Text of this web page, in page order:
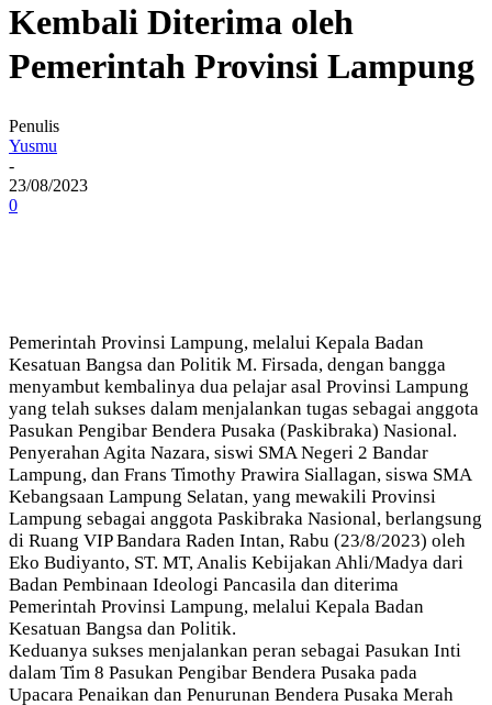
Kembali Diterima oleh
Pemerintah Provinsi Lampung
Penulis
Yusmu
-
23/08/2023
0
Pemerintah Provinsi Lampung, melalui Kepala Badan
Kesatuan Bangsa dan Politik M. Firsada, dengan bangga
menyambut kembalinya dua pelajar asal Provinsi Lampung
yang telah sukses dalam menjalankan tugas sebagai anggota
Pasukan Pengibar Bendera Pusaka (Paskibraka) Nasional.
Penyerahan Agita Nazara, siswi SMA Negeri 2 Bandar
Lampung, dan Frans Timothy Prawira Siallagan, siswa SMA
Kebangsaan Lampung Selatan, yang mewakili Provinsi
Lampung sebagai anggota Paskibraka Nasional, berlangsung
di Ruang VIP Bandara Raden Intan, Rabu (23/8/2023) oleh
Eko Budiyanto, ST. MT, Analis Kebijakan Ahli/Madya dari
Badan Pembinaan Ideologi Pancasila dan diterima
Pemerintah Provinsi Lampung, melalui Kepala Badan
Kesatuan Bangsa dan Politik.
Keduanya sukses menjalankan peran sebagai Pasukan Inti
dalam Tim 8 Pasukan Pengibar Bendera Pusaka pada
Upacara Penaikan dan Penurunan Bendera Pusaka Merah